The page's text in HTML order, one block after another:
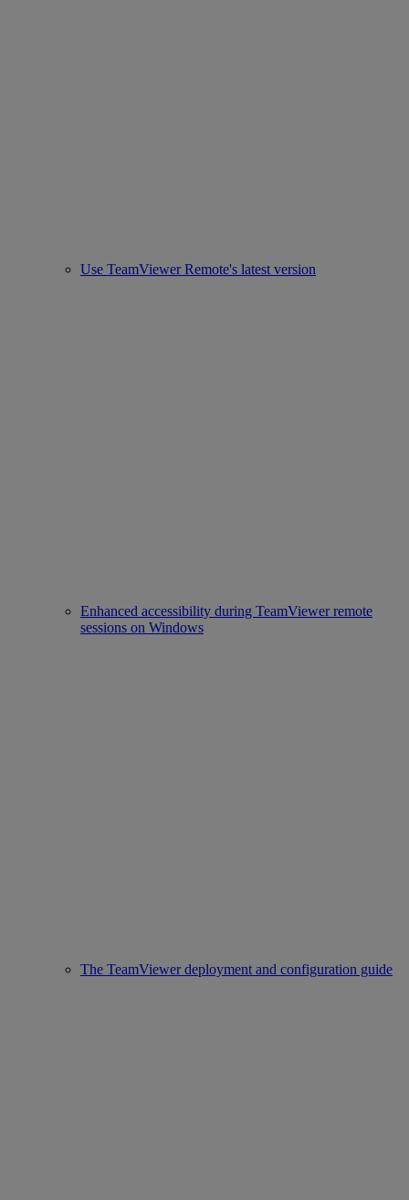
Use TeamViewer Remote's latest version
Enhanced accessibility during TeamViewer remote
sessions on Windows
The TeamViewer deployment and configuration guide